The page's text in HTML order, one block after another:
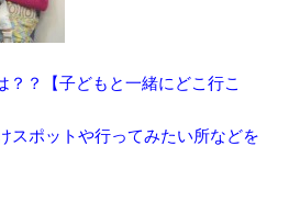
？？【子どもと一緒にどこ行こ
スポットや行ってみたい所などを